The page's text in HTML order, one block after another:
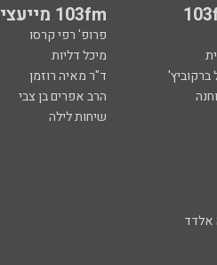
103fm מייעצים
פרופ' רפי קרסו
מיכל דליות
ד"ר מאיה רוזמן
הרב אפרים בן צבי
שיחות לילה
אלדד